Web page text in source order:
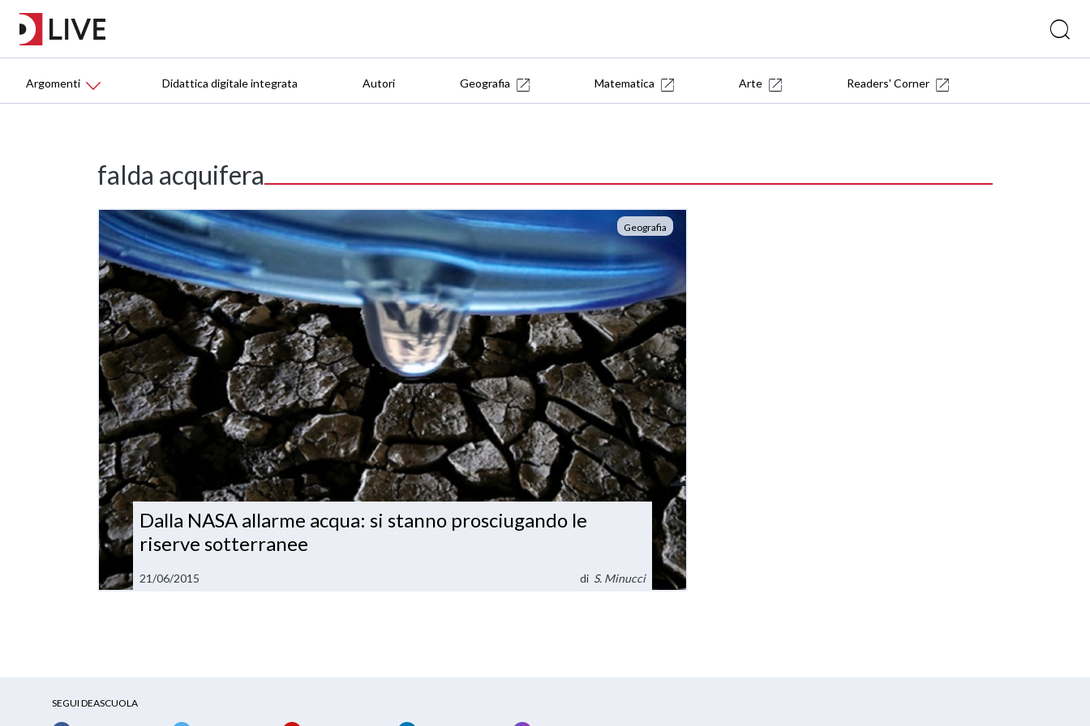
Argomenti Didattica digitale integrata Autori Geografia Matematica Arte Readers' Corner
falda acquifera
Geografia
Dalla NASA allarme acqua: si stanno prosciugando le
riserve sotterranee
21/06/2015 di S. Minucci
SEGUI DEASCUOLA